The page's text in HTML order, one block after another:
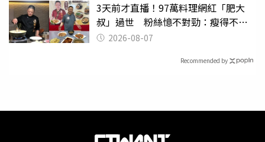
3天前才直播！97萬料理網紅「肥大
叔」過世 粉絲憶不對勁：瘦得不合
理 2026-08-07
Recommended by